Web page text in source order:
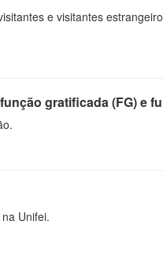
e visitantes
gratificada (FG) e
Unifei.